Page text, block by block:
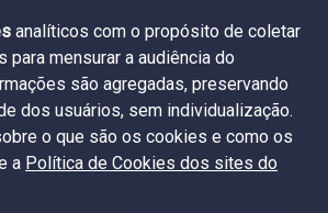
analíticos com o propósito de coletar
mensurar a audiência do
são agregadas, preservando
dos usuários, sem individualização.
o que são os cookies e como os
a Política de Cookies dos sites do